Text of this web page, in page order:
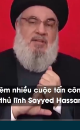
Tin 24h